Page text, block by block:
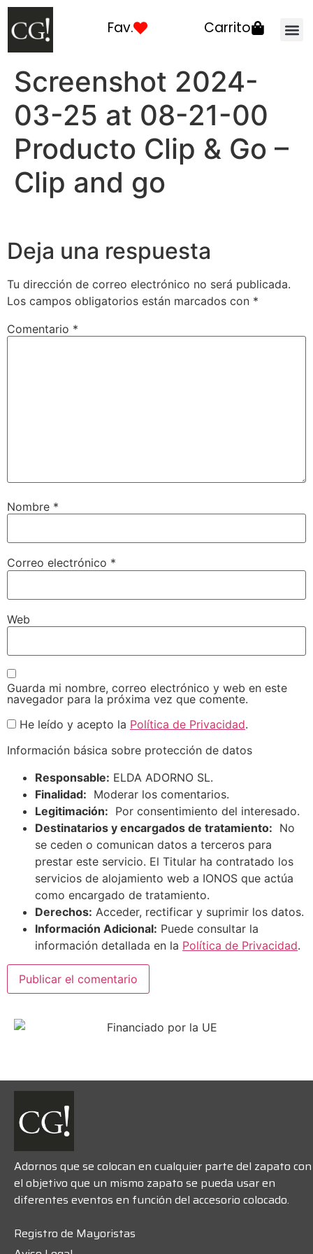
Fav. Carrito
Screenshot 2024-
03-25 at 08-21-00
Producto Clip & Go –
Clip and go
Deja una respuesta
Tu dirección de correo electrónico no será publicada.
Los campos obligatorios están marcados con *
Comentario *
Nombre *
Correo electrónico *
Web
Guarda mi nombre, correo electrónico y web en este
navegador para la próxima vez que comente.
He leído y acepto la Política de Privacidad.
Información básica sobre protección de datos
Responsable: ELDA ADORNO SL.
Finalidad: Moderar los comentarios.
Legitimación: Por consentimiento del interesado.
Destinatarios y encargados de tratamiento: No
se ceden o comunican datos a terceros para
prestar este servicio. El Titular ha contratado los
servicios de alojamiento web a IONOS que actúa
como encargado de tratamiento.
Derechos: Acceder, rectificar y suprimir los datos.
Información Adicional: Puede consultar la
información detallada en la Política de Privacidad.
Adornos que se colocan en cualquier parte del zapato con
el objetivo que un mismo zapato se pueda usar en
diferentes eventos en función del accesorio colocado.
Registro de Mayoristas